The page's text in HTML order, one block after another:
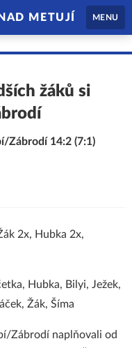
METUJÍ MENU
žáků si
Zábrodí 14:2 (7:1)
2x, Hubka 2x,
Hubka, Bilyi, Ježek,
Žák, Šíma
Zábrodí naplňovali od